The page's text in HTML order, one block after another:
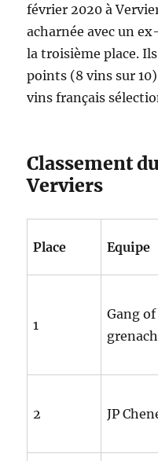
février 2020 à
acharnée avec un
la troisième place.
points (8 vins sur
vins français
Classement
Verviers
Place Equipe
1
Gang of
2 JP